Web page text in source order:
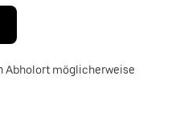
Abholort möglicherweise